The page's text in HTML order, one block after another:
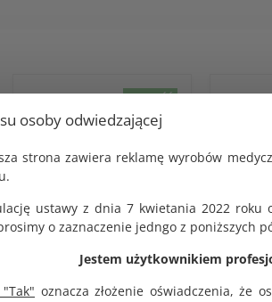
osoby odwiedzającej
strona zawiera reklamę wyrobów
ustawy z dnia 7 kwietania 2022 roku
o zaznaczenie jedngo z poniższych
Jestem użytkownikiem
oznacza złożenie oświadczenia, że
NOWOŚĆ
Patyczki higieniczne z
bawełna 60 szt. Akuku